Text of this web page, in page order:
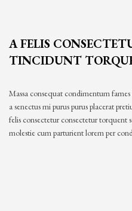
A FELIS
TINCIDUNT
Massa consequat condimentum
a senectus mi purus purus placerat
felis consectetur consectetur torquent
molestie cum parturient lorem per